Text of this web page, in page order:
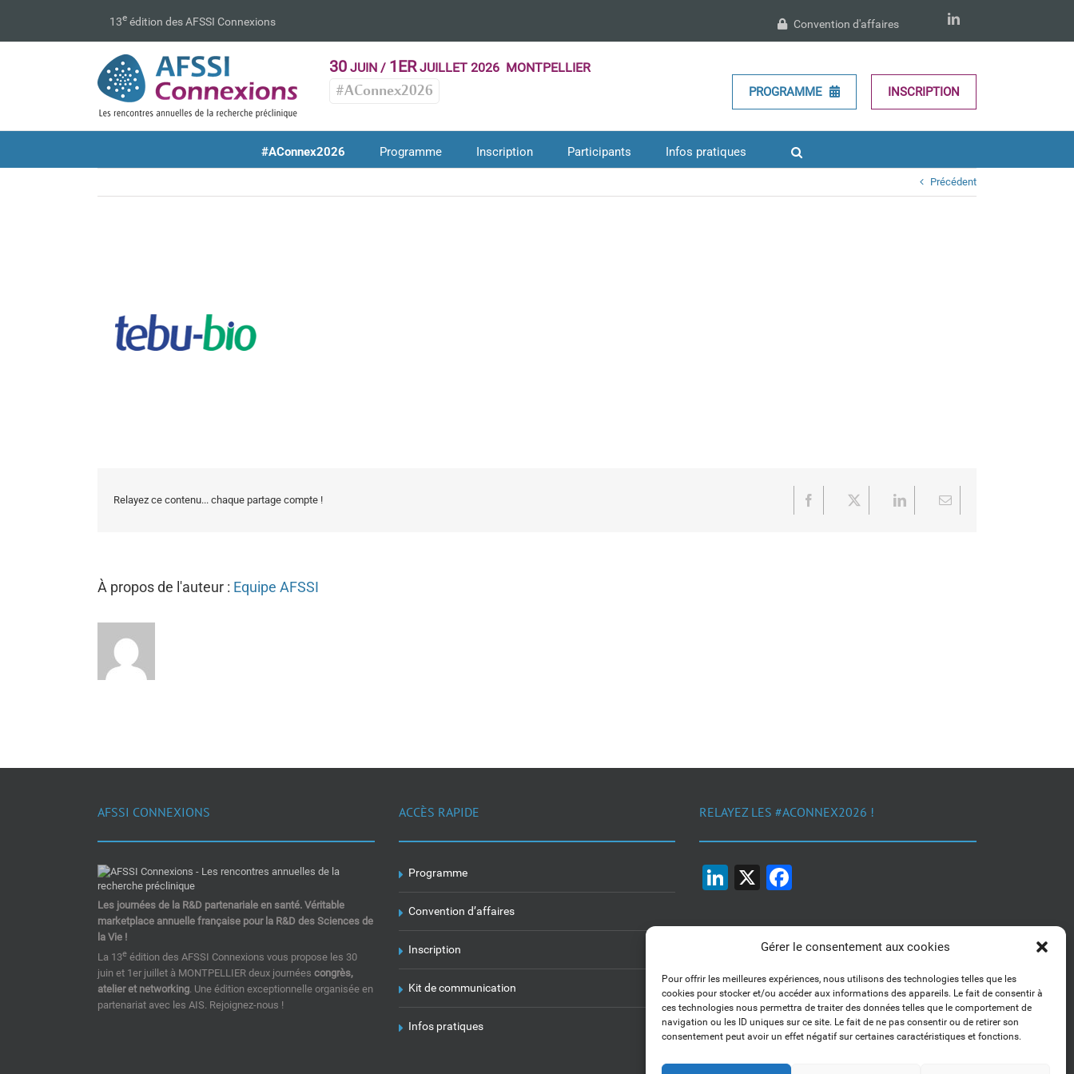
Gérer le consentement aux cookies
Pour offrir les meilleures expériences, nous utilisons des technologies telles que les
cookies pour stocker et/ou accéder aux informations des appareils. Le fait de consentir à
ces technologies nous permettra de traiter des données telles que le comportement de
navigation ou les ID uniques sur ce site. Le fait de ne pas consentir ou de retirer son
consentement peut avoir un effet négatif sur certaines caractéristiques et fonctions.
13e édition des AFSSI Connexions LinkedIn
Convention d'affaires
30 JUIN / 1ERJUILLET 2026 MONTPELLIER
#AConnex2026 PROGRAMME INSCRIPTION
#AConnex2026 Programme Inscription Participants Infos pratiques
Précédent
Relayez ce contenu... chaque partage compte ! Facebook LinkedInEmail
À propos de l'auteur : Equipe AFSSI
AFSSI CONNEXIONS
Les journées de la R&D partenariale en santé. Véritable
marketplace annuelle française pour la R&D des Sciences de
la Vie !
La 13e édition des AFSSI Connexions vous propose les 30
juin et 1er juillet à MONTPELLIER deux journées congrès,
atelier et networking. Une édition exceptionnelle organisée en
partenariat avec les AIS. Rejoignez-nous !
ACCÈS RAPIDE
Programme
Convention d’affaires
Inscription
Kit de communication
Infos pratiques
RELAYEZ LES #ACONNEX2026 !
LinkedIn
X
1, 2, 3... Buzzez !
Découvrez nos kits communication